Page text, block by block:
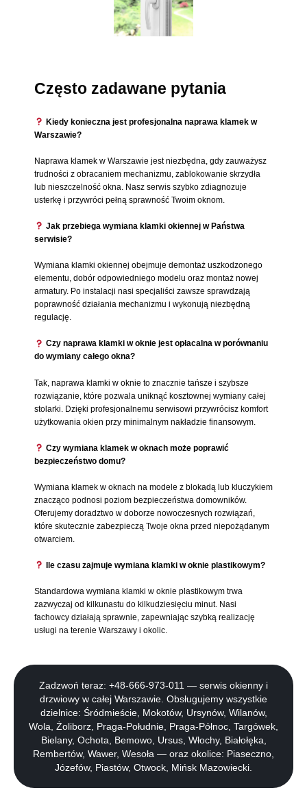
Często zadawane pytania
Kiedy konieczna jest profesjonalna naprawa klamek w
Warszawie?
Naprawa klamek w Warszawie jest niezbędna, gdy zauważysz
trudności z obracaniem mechanizmu, zablokowanie skrzydła
lub nieszczelność okna. Nasz serwis szybko zdiagnozuje
usterkę i przywróci pełną sprawność Twoim oknom.
Jak przebiega wymiana klamki okiennej w Państwa
serwisie?
Wymiana klamki okiennej obejmuje demontaż uszkodzonego
elementu, dobór odpowiedniego modelu oraz montaż nowej
armatury. Po instalacji nasi specjaliści zawsze sprawdzają
poprawność działania mechanizmu i wykonują niezbędną
regulację.
Czy naprawa klamki w oknie jest opłacalna w porównaniu
do wymiany całego okna?
Tak, naprawa klamki w oknie to znacznie tańsze i szybsze
rozwiązanie, które pozwala uniknąć kosztownej wymiany całej
stolarki. Dzięki profesjonalnemu serwisowi przywrócisz komfort
użytkowania okien przy minimalnym nakładzie finansowym.
Czy wymiana klamek w oknach może poprawić
bezpieczeństwo domu?
Wymiana klamek w oknach na modele z blokadą lub kluczykiem
znacząco podnosi poziom bezpieczeństwa domowników.
Oferujemy doradztwo w doborze nowoczesnych rozwiązań,
które skutecznie zabezpieczą Twoje okna przed niepożądanym
otwarciem.
Ile czasu zajmuje wymiana klamki w oknie plastikowym?
Standardowa wymiana klamki w oknie plastikowym trwa
zazwyczaj od kilkunastu do kilkudziesięciu minut. Nasi
fachowcy działają sprawnie, zapewniając szybką realizację
usługi na terenie Warszawy i okolic.
Zadzwoń teraz: +48-666-973-011 — serwis okienny i
drzwiowy w całej Warszawie. Obsługujemy wszystkie
dzielnice: Śródmieście, Mokotów, Ursynów, Wilanów,
Wola, Żoliborz, Praga-Południe, Praga-Północ, Targówek,
Bielany, Ochota, Bemowo, Ursus, Włochy, Białołęka,
Rembertów, Wawer, Wesoła — oraz okolice: Piaseczno,
Józefów, Piastów, Otwock, Mińsk Mazowiecki.